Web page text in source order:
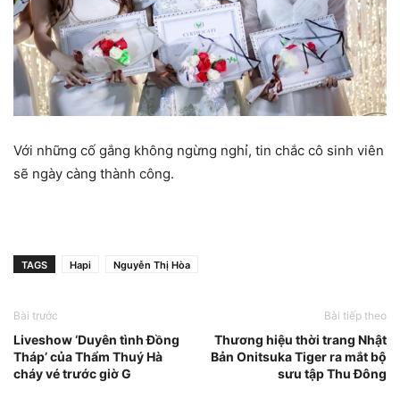
Với những cố gắng không ngừng nghỉ, tin chắc cô sinh viên
sẽ ngày càng thành công.
TAGS Hapi Nguyễn Thị Hòa
Bài trước
Liveshow ‘Duyên tình Đồng
Tháp’ của Thẩm Thuý Hà
cháy vé trước giờ G
Bài tiếp theo
Thương hiệu thời trang Nhật
Bản Onitsuka Tiger ra mắt bộ
sưu tập Thu Đông